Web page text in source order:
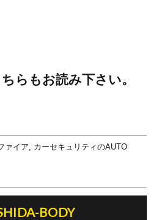
らもお読み下さい。
ァイア, カーセキュリティのAUTO
BODY